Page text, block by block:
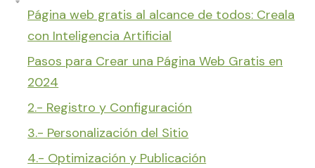
Página web gratis al alcance de todos: Creala
con Inteligencia Artificial
Pasos para Crear una Página Web Gratis en
2024
2.- Registro y Configuración
3.- Personalización del Sitio
4.- Optimización y Publicación